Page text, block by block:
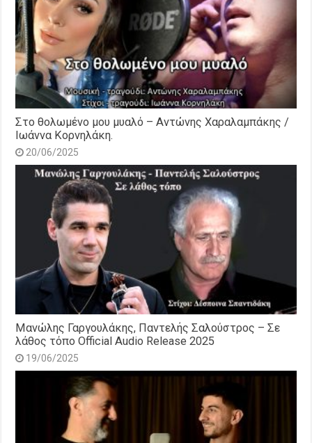
Στο θολωμένο μου μυαλό – Αντώνης Χαραλαμπάκης /
Ιωάννα Κορνηλάκη.
20/06/2025
Μανώλης Γαργουλάκης, Παντελής Σαλούστρος – Σε
λάθος τόπο Official Audio Release 2025
19/06/2025